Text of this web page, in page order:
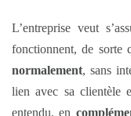
L’entreprise veut
fonctionnent, de sorte
normalement, sans
lien avec sa clientèle
entendu, en